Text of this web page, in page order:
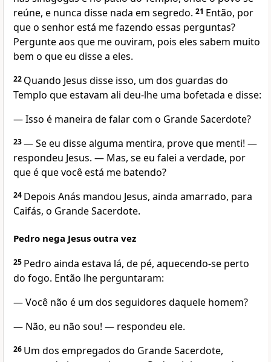
reúne, e nunca disse nada em segredo. 21 Então, por
que o senhor está me fazendo essas perguntas?
Pergunte aos que me ouviram, pois eles sabem muito
bem o que eu disse a eles.
22 Quando Jesus disse isso, um dos guardas do
Templo que estavam ali deu-lhe uma bofetada e disse:
— Isso é maneira de falar com o Grande Sacerdote?
23— Se eu disse alguma mentira, prove que menti! —
respondeu Jesus. — Mas, se eu falei a verdade, por
que é que você está me batendo?
24 Depois Anás mandou Jesus, ainda amarrado, para
Caifás, o Grande Sacerdote.
Pedro nega Jesus outra vez
25 Pedro ainda estava lá, de pé, aquecendo-se perto
do fogo. Então lhe perguntaram:
— Você não é um dos seguidores daquele homem?
— Não, eu não sou! — respondeu ele.
26 Um dos empregados do Grande Sacerdote,